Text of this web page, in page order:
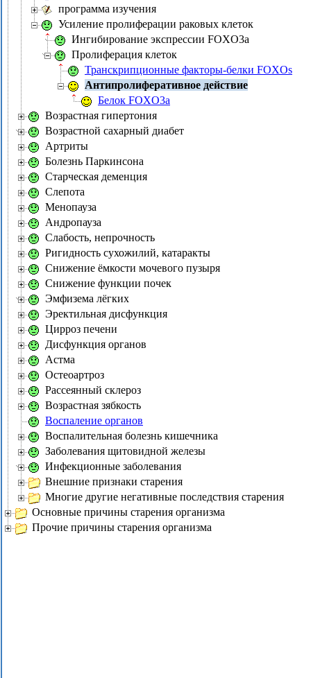
программа изучения
Усиление пролиферации раковых клеток
Ингибирование экспрессии FOXO3a
Пролиферация клеток
Транскрипционные факторы-белки FOXOs
Антипролиферативное действие
Белок FOXO3a
Возрастная гипертония
Возрастной сахарный диабет
Артриты
Болезнь Паркинсона
Старческая деменция
Слепота
Менопауза
Андропауза
Слабость, непрочность
Ригидность сухожилий, катаракты
Снижение ёмкости мочевого пузыря
Снижение функции почек
Эмфизема лёгких
Эректильная дисфункция
Цирроз печени
Дисфункция органов
Астма
Остеоартроз
Рассеянный склероз
Возрастная зябкость
Воспаление органов
Воспалительная болезнь кишечника
Заболевания щитовидной железы
Инфекционные заболевания
Внешние признаки старения
Многие другие негативные последствия старения
Основные причины старения организма
Прочие причины старения организма